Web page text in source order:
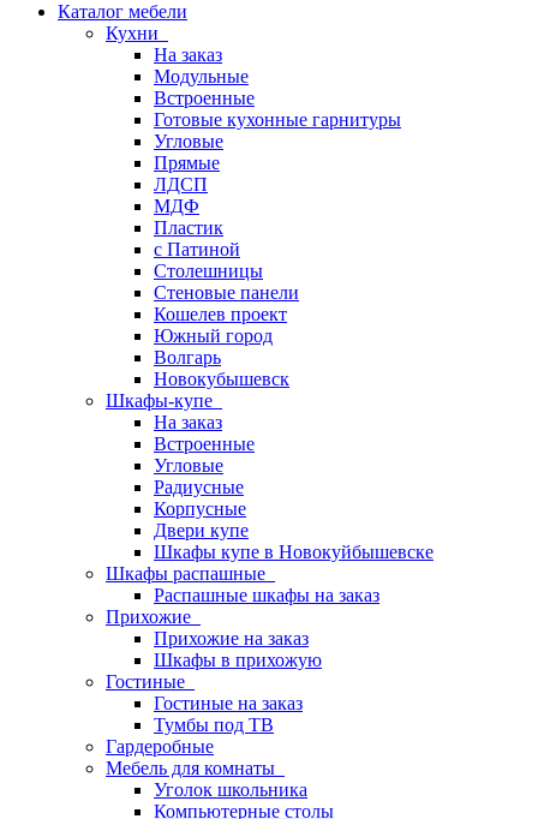
Каталог мебели
Кухни
На заказ
Модульные
Встроенные
Готовые кухонные гарнитуры
Угловые
Прямые
ЛДСП
МДФ
Пластик
с Патиной
Столешницы
Стеновые панели
Кошелев проект
Южный город
Волгарь
Новокубышевск
Шкафы-купе
На заказ
Встроенные
Угловые
Радиусные
Корпусные
Двери купе
Шкафы купе в Новокуйбышевске
Шкафы распашные
Распашные шкафы на заказ
Прихожие
Прихожие на заказ
Шкафы в прихожую
Гостиные
Гостиные на заказ
Тумбы под ТВ
Гардеробные
Мебель для комнаты
Уголок школьника
Компьютерные столы